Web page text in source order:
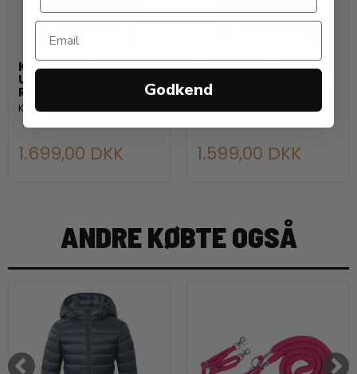
Kingsland Classic
Unisex Hybrid
Ridejakke
Kingsland
1.699,00 DKK
Kingsland Classic
Hybrid Ridejakke Med
Hætte. Navy
1.599,00 DKK
ANDRE KØBTE OGSÅ
Godkend